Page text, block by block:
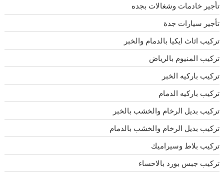
تأجير خادمات وشغالات بجده
تأجير سيارات جدة
تركيب اثاث ايكيا بالدمام والخبر
تركيب المنيوم بالرياض
تركيب باركيه الخبر
تركيب باركيه الدمام
تركيب بديل الرخام والخشب بالخبر
تركيب بديل الرخام والخشب بالدمام
تركيب بلاط وسيراميك
تركيب جبس بورد بالاحساء